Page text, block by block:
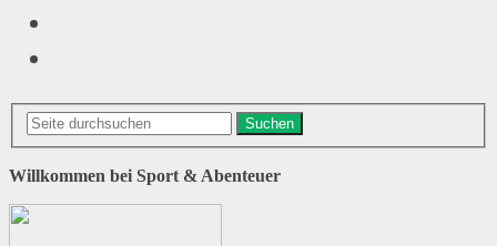
Suchen
Willkommen bei Sport & Abenteuer